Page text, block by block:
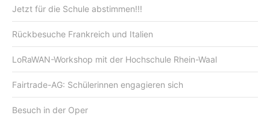
Jetzt für die Schule abstimmen!!!
Rückbesuche Frankreich und Italien
LoRaWAN-Workshop mit der Hochschule Rhein-Waal
Fairtrade-AG: Schülerinnen engagieren sich
Besuch in der Oper